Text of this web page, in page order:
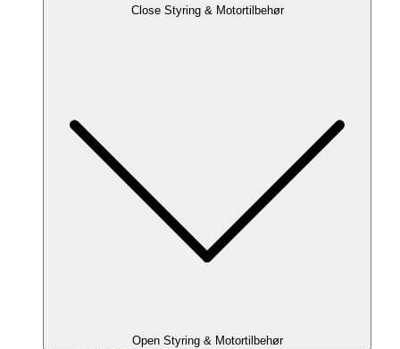
Close Styring & Motortilbehør
Open Styring & Motortilbehør